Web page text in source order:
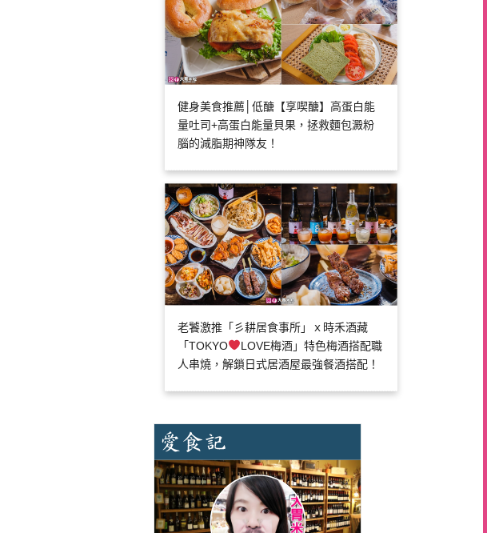
健身美食推薦│低醣【享喫醣】高蛋白能
量吐司+高蛋白能量貝果，拯救麵包澱粉
腦的減脂期神隊友！
老饕激推「彡耕居食事所」ｘ時禾酒藏
「TOKYO
LOVE梅酒」特色梅酒搭配職
人串燒，解鎖日式居酒屋最強餐酒搭配！